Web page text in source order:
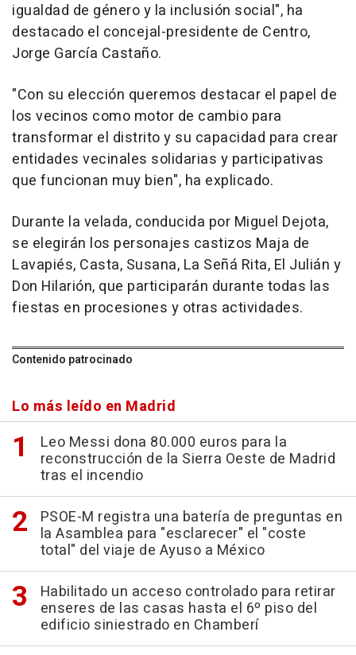
igualdad de género y la inclusión social", ha
destacado el concejal-presidente de Centro,
Jorge García Castaño.
"Con su elección queremos destacar el papel de
los vecinos como motor de cambio para
transformar el distrito y su capacidad para crear
entidades vecinales solidarias y participativas
que funcionan muy bien", ha explicado.
Durante la velada, conducida por Miguel Dejota,
se elegirán los personajes castizos Maja de
Lavapiés, Casta, Susana, La Señá Rita, El Julián y
Don Hilarión, que participarán durante todas las
fiestas en procesiones y otras actividades.
Contenido patrocinado
Lo más leído en Madrid
Leo Messi dona 80.000 euros para la
reconstrucción de la Sierra Oeste de Madrid
tras el incendio
PSOE-M registra una batería de preguntas en
la Asamblea para "esclarecer" el "coste
total" del viaje de Ayuso a México
Habilitado un acceso controlado para retirar
enseres de las casas hasta el 6º piso del
edificio siniestrado en Chamberí